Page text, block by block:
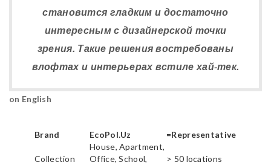
становится гладким и достаточно
интересным с дизайнерской точки
зрения. Такие решения востребованы
влофтах и интерьерах встиле хай-тек.
on English
Brand EcoPol.Uz =Representative
Collection
House, Apartment,
Office, School,
> 50 locations